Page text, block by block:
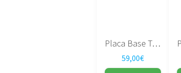
Placa Base Toshiba Satellite A300 serie DABL5SMB6E0
59,00€